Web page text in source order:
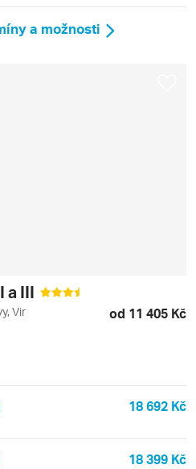
a možnosti
a III
Vir od 11 405 Kč
18 692 Kč
18 399 Kč